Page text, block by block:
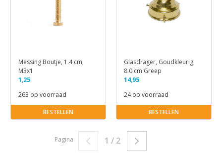
Messing Boutje, 1.4 cm,
M3x1
1,25
263 op voorraad
BESTELLEN
Glasdrager, Goudkleurig,
8.0 cm Greep
14,95
24 op voorraad
BESTELLEN
1 / 2
Pagina